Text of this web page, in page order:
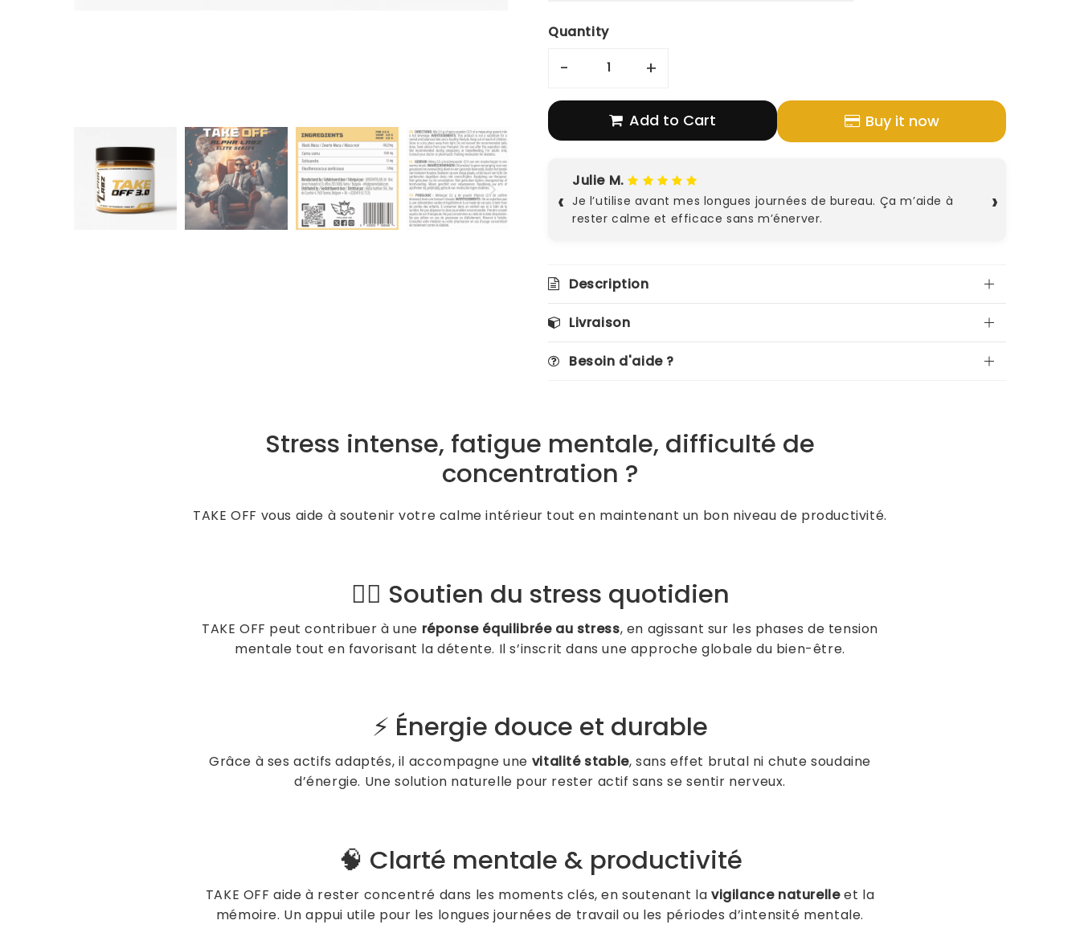
Quantity
- +
Add to Cart Buy it now
‹ ›
Julie M.
Je l’utilise avant mes longues journées de bureau. Ça m’aide à
rester calme et efficace sans m’énerver.
Description
Livraison
Besoin d'aide ?
Stress intense, fatigue mentale, difficulté de
concentration ?
TAKE OFF vous aide à soutenir votre calme intérieur tout en maintenant un bon niveau de productivité.
🧘‍♂️ Soutien du stress quotidien
TAKE OFF peut contribuer à une réponse équilibrée au stress, en agissant sur les phases de tension
mentale tout en favorisant la détente. Il s’inscrit dans une approche globale du bien-être.
⚡ Énergie douce et durable
Grâce à ses actifs adaptés, il accompagne une vitalité stable, sans effet brutal ni chute soudaine
d’énergie. Une solution naturelle pour rester actif sans se sentir nerveux.
🧠 Clarté mentale & productivité
TAKE OFF aide à rester concentré dans les moments clés, en soutenant lavigilance naturelleet la
mémoire. Un appui utile pour les longues journées de travail ou les périodes d’intensité mentale.